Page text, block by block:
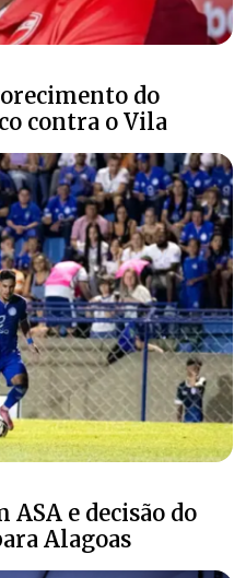
do
contra o Vila
ASA e decisão do
Alagoas